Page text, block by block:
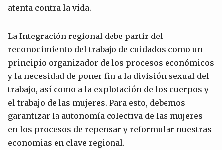
atenta contra la vida.
La Integración regional debe partir del
reconocimiento del trabajo de cuidados como un
principio organizador de los procesos económicos
y la necesidad de poner fin a la división sexual del
trabajo, así como a la explotación de los cuerpos y
el trabajo de las mujeres. Para esto, debemos
garantizar la autonomía colectiva de las mujeres
en los procesos de repensar y reformular nuestras
economias en clave regional.